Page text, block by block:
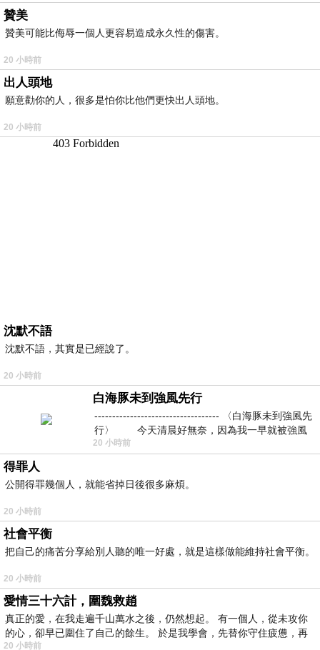
贊美
贊美可能比侮辱一個人更容易造成永久性的傷害。
20 小時前
出人頭地
願意勸你的人，很多是怕你比他們更快出人頭地。
20 小時前
沈默不語
沈默不語，其實是已經說了。
20 小時前
白海豚未到強風先行
----------------------------------- 〈白海豚未到強風先
行〉 今天清晨好無奈，因為我一早就被強風
20 小時前
得罪人
公開得罪幾個人，就能省掉日後很多麻煩。
20 小時前
社會平衡
把自己的痛苦分享給別人聽的唯一好處，就是這樣做能維持社會平衡。
20 小時前
愛情三十六計，圍魏救趙
真正的愛，在我走遍千山萬水之後，仍然想起。 有一個人，從未攻你
的心，卻早已圍住了自己的餘生。 於是我學會，先替你守住疲憊，再
20 小時前